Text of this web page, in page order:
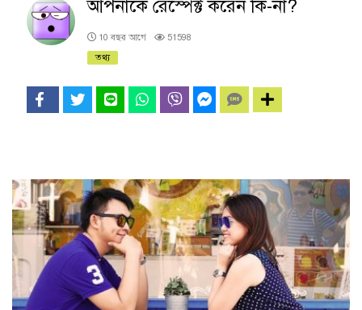
আপনাকে রেস্পেক্ট করেন কি-না?
10 বছর আগে
51598
তথ্য